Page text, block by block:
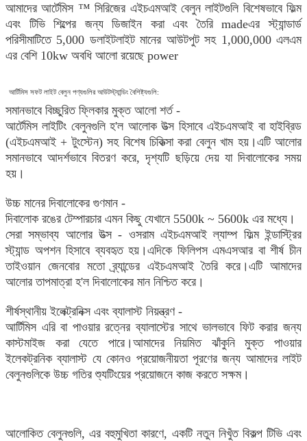
আমাদের আর্টেমিস ™ সিরিজের এইচএমআই বেলুন লাইটগুলি বিশেষভাবে ফিল্ম
এবং টিভি শিল্পের জন্য ডিজাইন করা এবং তৈরি madeএর স্ট্যান্ডার্ড
পরিসীমাটিতে 5,000 ডলাইটলাইট মানের আউটপুট সহ 1,000,000 এলএম
এর বেশি 10kw অবধি আলো রয়েছে power
আর্টিমিস সফট লাইট বেলুন পণ্যগুলির আউটস্ট্যান্ডিং বৈশিষ্ট্যগুলি:
সমানভাবে বিচ্ছুরিত ফ্লিকার মুক্ত আলো শর্ত -
আর্টেমিস লাইটিং বেলুনগুলি হ'ল আলোক উত্স হিসাবে এইচএমআই বা হাইব্রিড
(এইচএমআই + টুংস্টেন) সহ বিশেষ চিকিত্সা করা বেলুন খাম হয়।এটি আলোর
সমানভাবে আদর্শভাবে বিতরণ করে, দৃশ্যটি ছড়িয়ে দেয় যা দিবালোকের সময়
হয়।
উচ্চ মানের দিবালোকের গুণমান -
দিবালোক রঙের টেম্পারচার এমন কিছু যেখানে 5500k ~ 5600k এর মধ্যে।
সেরা সম্ভাব্য আলোর উত্স - ওসরাম এইচএমআই ল্যাম্প ফিল্ম ইন্ডাস্ট্রির
স্ট্যান্ড অপশন হিসাবে ব্যবহৃত হয়।এদিকে ফিলিপস এমএসআর বা শীর্ষ চীন
তাইওয়ান জেনবোর মতো ব্র্যান্ডের এইচএমআই তৈরি করে।এটি আমাদের
আলোর তাপমাত্রা হ'ল দিবালোকের মান নিশ্চিত করে।
শীর্ষস্থানীয় ইলেক্ট্রনিক্স এবং ব্যালাস্ট নিয়ন্ত্রণ -
আর্টিমিস এরি বা পাওয়ার রত্নের ব্যালাস্টের সাথে ভালভাবে ফিট করার জন্য
কাস্টমাইজ করা যেতে পারে।আমাদের নিয়মিত ঝাঁকুনি মুক্ত পাওয়ার
ইলেকট্রনিক ব্যালাস্ট যে কোনও প্রয়োজনীয়তা পূরণের জন্য আমাদের লাইট
বেলুনগুলিকে উচ্চ গতির শ্যুটিংয়ের প্রয়োজনে কাজ করতে সক্ষম।
আলোকিত বেলুনগুলি, এর বহুমুখিতা কারণে, একটি নতুন নিখুঁত বিকল্প টিভি এবং